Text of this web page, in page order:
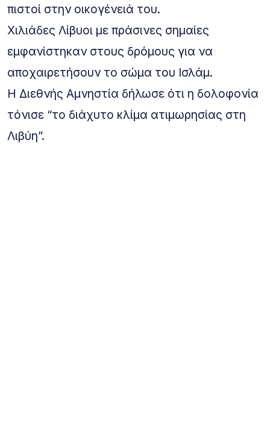
πιστοί στην οικογένειά του.
Χιλιάδες Λίβυοι με πράσινες σημαίες
εμφανίστηκαν στους δρόμους για να
αποχαιρετήσουν το σώμα του Ισλάμ.
Η Διεθνής Αμνηστία δήλωσε ότι η δολοφονία
τόνισε “το διάχυτο κλίμα ατιμωρησίας στη
Λιβύη”.